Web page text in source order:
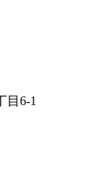
目6-1